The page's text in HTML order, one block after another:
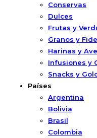
Conservas
Dulces
Frutas y
Granos y
Harinas y
Infusiones y
Snacks y
Países
Argentina
Bolivia
Brasil
Colombia